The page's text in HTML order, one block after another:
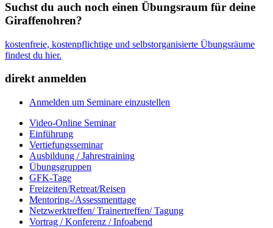
Suchst du auch noch einen Übungsraum für deine
Giraffenohren?
kostenfreie, kostenpflichtige und selbstorganisierte Übungsräume
findest du hier.
direkt anmelden
Anmelden um Seminare einzustellen
Video-Online Seminar
Einführung
Vertiefungsseminar
Ausbildung / Jahrestraining
Übungsgruppen
GFK-Tage
Freizeiten/Retreat/Reisen
Mentoring-/Assessmenttage
Netzwerktreffen/ Trainertreffen/ Tagung
Vortrag / Konferenz / Infoabend